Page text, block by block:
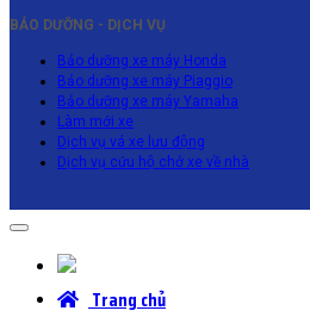
BẢO DƯỠNG - DỊCH VỤ
Bảo dưỡng xe máy Honda
Bảo dưỡng xe máy Piaggio
Bảo dưỡng xe máy Yamaha
Làm mới xe
Dịch vụ vá xe lưu động
Dịch vụ cứu hộ chở xe về nhà
Trang chủ